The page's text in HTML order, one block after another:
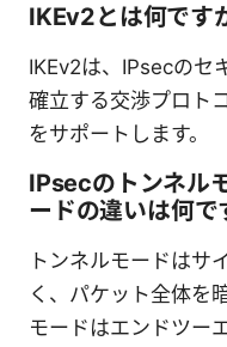
IKEv2とは何です
IKEv2は、IPsecのセ
確立する交渉プロト
をサポートします。
IPsecのトンネル
ードの違いは何で
トンネルモードはサ
く、パケット全体を
モードはエンドツー